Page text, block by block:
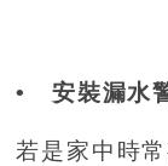
• 安裝漏水
若是家中時